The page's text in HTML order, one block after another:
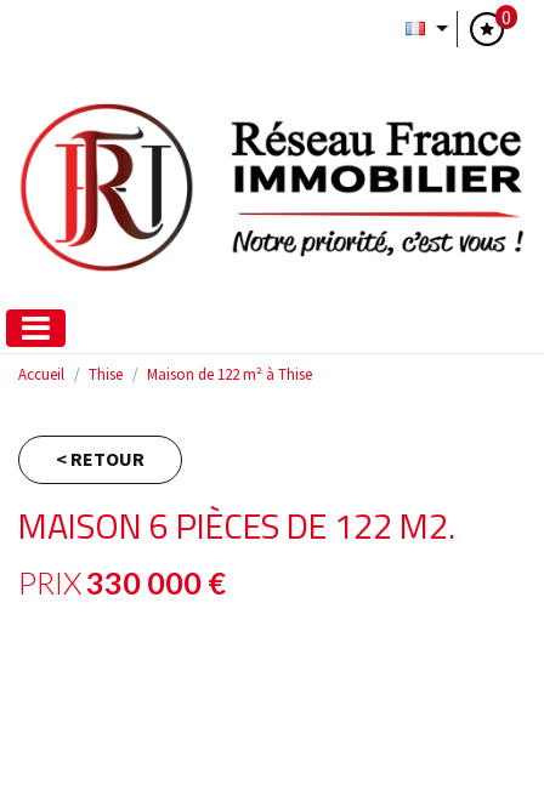
0
Accueil Thise Maison de 122 m² à Thise
< RETOUR
MAISON 6 PIÈCES DE 122 M2.
PRIX330 000 €